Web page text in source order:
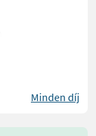
Minden díj